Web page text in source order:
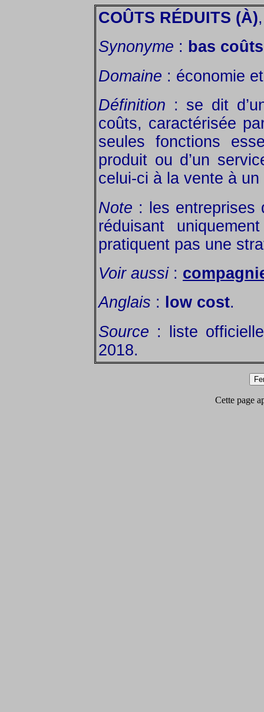
COÛTS RÉDUITS (À)
Synonyme : bas
Domaine : économie
Définition : se dit
coûts, caractérisée
seules fonctions
produit ou d’un
celui-ci à la vente à
Note : les entreprises
réduisant
pratiquent pas une
Voir aussi:
Anglais : low cost.
Source : liste
2018.
Cette page